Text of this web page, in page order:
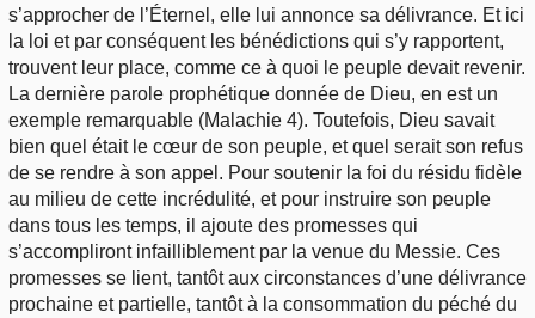
s’approcher de l’Éternel, elle lui annonce sa délivrance. Et ici
la loi et par conséquent les bénédictions qui s’y rapportent,
trouvent leur place, comme ce à quoi le peuple devait revenir.
La dernière parole prophétique donnée de Dieu, en est un
exemple remarquable (Malachie 4). Toutefois, Dieu savait
bien quel était le cœur de son peuple, et quel serait son refus
de se rendre à son appel. Pour soutenir la foi du résidu fidèle
au milieu de cette incrédulité, et pour instruire son peuple
dans tous les temps, il ajoute des promesses qui
s’accompliront infailliblement par la venue du Messie. Ces
promesses se lient, tantôt aux circonstances d’une délivrance
prochaine et partielle, tantôt à la consommation du péché du